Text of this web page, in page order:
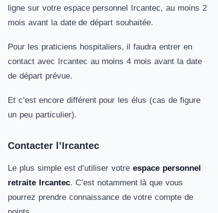
ligne sur votre espace personnel Ircantec, au moins 2
mois avant la date de départ souhaitée.
Pour les praticiens hospitaliers, il faudra entrer en
contact avec Ircantec au moins 4 mois avant la date
de départ prévue.
Et c’est encore différent pour les élus (cas de figure
un peu particulier).
Contacter l’Ircantec
Le plus simple est d’utiliser votreespace personnel
retraite Ircantec. C’est notamment là que vous
pourrez prendre connaissance de votre compte de